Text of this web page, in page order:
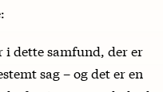
i dette samfund, der er
sag – og det er en